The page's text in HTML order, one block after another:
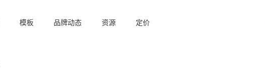
模板 品牌动态 资源 定价